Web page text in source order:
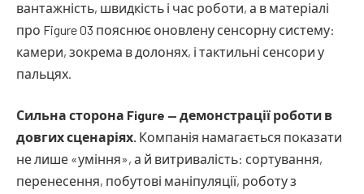
вантажність, швидкість і час роботи, а в матеріалі
про Figure 03 пояснює оновлену сенсорну систему:
камери, зокрема в долонях, і тактильні сенсори у
пальцях.
Сильна сторона Figure — демонстрації роботи в
довгих сценаріях. Компанія намагається показати
не лише «уміння», а й витривалість: сортування,
перенесення, побутові маніпуляції, роботу з